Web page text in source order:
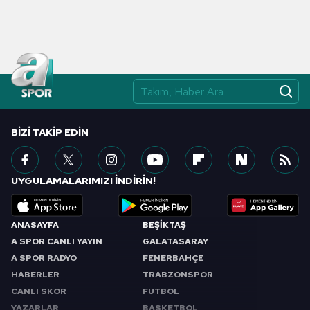
ANASAYFA
A SPOR CANLI YAYIN
A SPOR RADYO
HABERLER
CANLI SKOR
BEŞİKTAŞ
GALATASARAY
FENERBAHÇE
TRABZONSPOR
FUTBOL
BIZI TAKIP EDIN
UYGULAMALARIMIZI İNDİRİN!